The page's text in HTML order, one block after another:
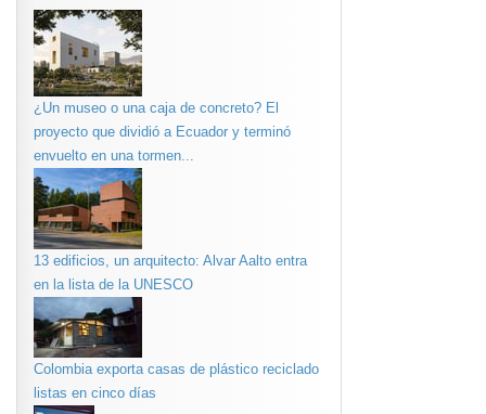
¿Un museo o una caja de concreto? El
proyecto que dividió a Ecuador y terminó
envuelto en una tormen...
13 edificios, un arquitecto: Alvar Aalto entra
en la lista de la UNESCO
Colombia exporta casas de plástico reciclado
listas en cinco días